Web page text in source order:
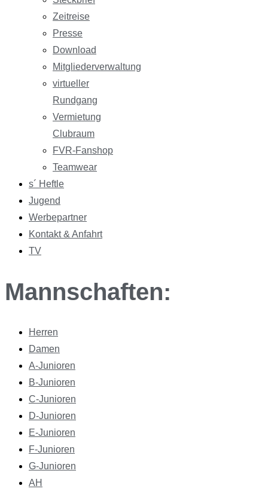
Zeitreise
Presse
Download
Mitgliederverwaltung
virtueller
Rundgang
Vermietung
Clubraum
FVR-Fanshop
Teamwear
s´ Heftle
Jugend
Werbepartner
Kontakt & Anfahrt
TV
Mannschaften:
Herren
Damen
A-Junioren
B-Junioren
C-Junioren
D-Junioren
E-Junioren
F-Junioren
G-Junioren
AH